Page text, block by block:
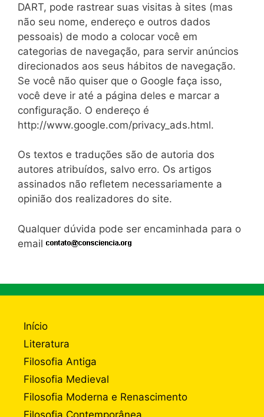
DART, pode rastrear suas visitas à sites (mas
não seu nome, endereço e outros dados
pessoais) de modo a colocar você em
categorias de navegação, para servir anúncios
direcionados aos seus hábitos de navegação.
Se você não quiser que o Google faça isso,
você deve ir até a página deles e marcar a
configuração. O endereço é
http://www.google.com/privacy_ads.html.
Os textos e traduções são de autoria dos
autores atribuídos, salvo erro. Os artigos
assinados não refletem necessariamente a
opinião dos realizadores do site.
Qualquer dúvida pode ser encaminhada para o
email
Início
Literatura
Filosofia Antiga
Filosofia Medieval
Filosofia Moderna e Renascimento
Filosofia Contemporânea